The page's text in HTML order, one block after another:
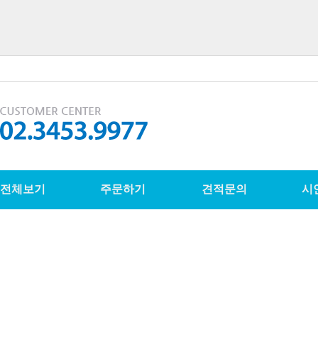
전체보기 주문하기 견적문의 시